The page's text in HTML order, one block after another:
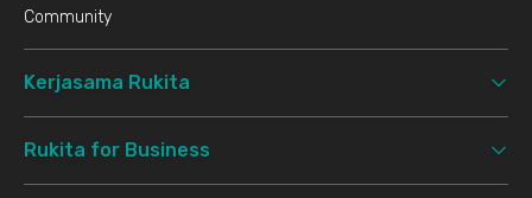
Community
Kerjasama Rukita
Rukita for Business